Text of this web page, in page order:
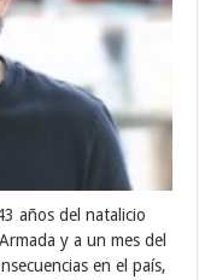
años del natalicio
y a un mes del
en el país,